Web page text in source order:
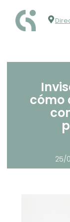
cómo
25/